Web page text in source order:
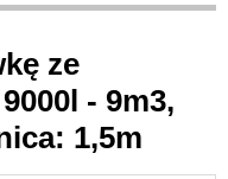
ze
- 9m3,
1,5m